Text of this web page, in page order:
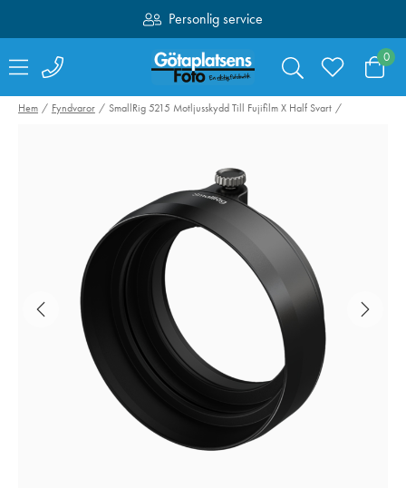
Personlig service
Fri frakt över 1000:-
0
Canon Mount
Adapter EF-EOS R
Pris :1 350 kr
1 350 kr
I lager
Hem Fyndvaror SmallRig 5215 Motljusskydd Till Fujifilm X Half Svart